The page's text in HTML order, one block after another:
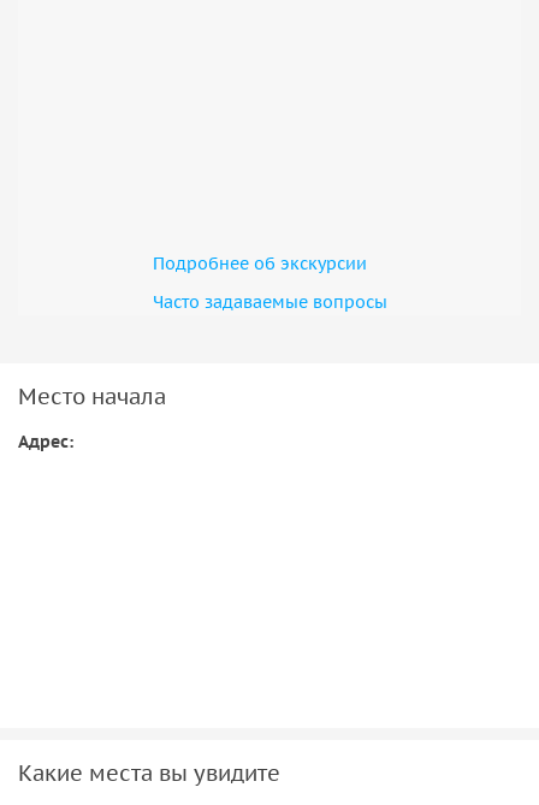
Подробнее об экскурсии
Часто задаваемые вопросы
Место начала
Адрес:
Какие места вы увидите